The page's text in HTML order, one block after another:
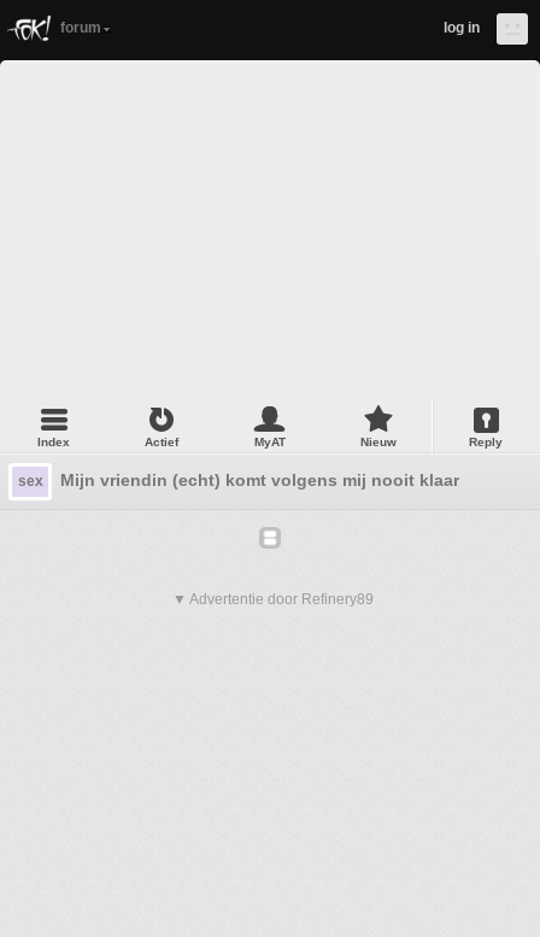
forum log in
Index Actief MyAT Nieuw Reply
sex Mijn vriendin (echt) komt volgens mij nooit klaar
▼ Advertentie door Refinery89